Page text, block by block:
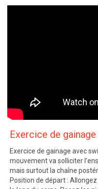
Exercice de
Exercice de gainage avec
mouvement va solliciter
mais surtout la chaîne
Position de départ :